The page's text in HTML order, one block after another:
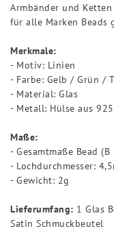
Armbänder und
für alle Marken Beads
Merkmale:
- Motiv: Linien
- Farbe: Gelb / Grün /
- Material: Glas
- Metall: Hülse aus
Maße:
- Gesamtmaße Bead
- Lochdurchmesser:
- Gewicht: 2g
Lieferumfang: 1 Glas
Satin Schmuckbeutel